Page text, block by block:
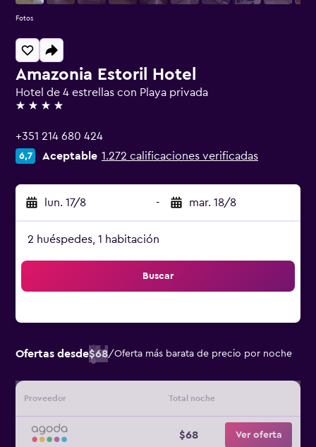
Amazonia Estoril Hotel
Hotel de 4 estrellas con Playa privada
4 estrellas
+351 214 680 424
6,7 Aceptable 1.272 calificaciones verificadas
lun. 17/8 - mar. 18/8
2 huéspedes, 1 habitación
Buscar
Ofertas desde$68/Oferta más barata de precio por noche
Proveedor Total noche
$68 Ver oferta
Fotos